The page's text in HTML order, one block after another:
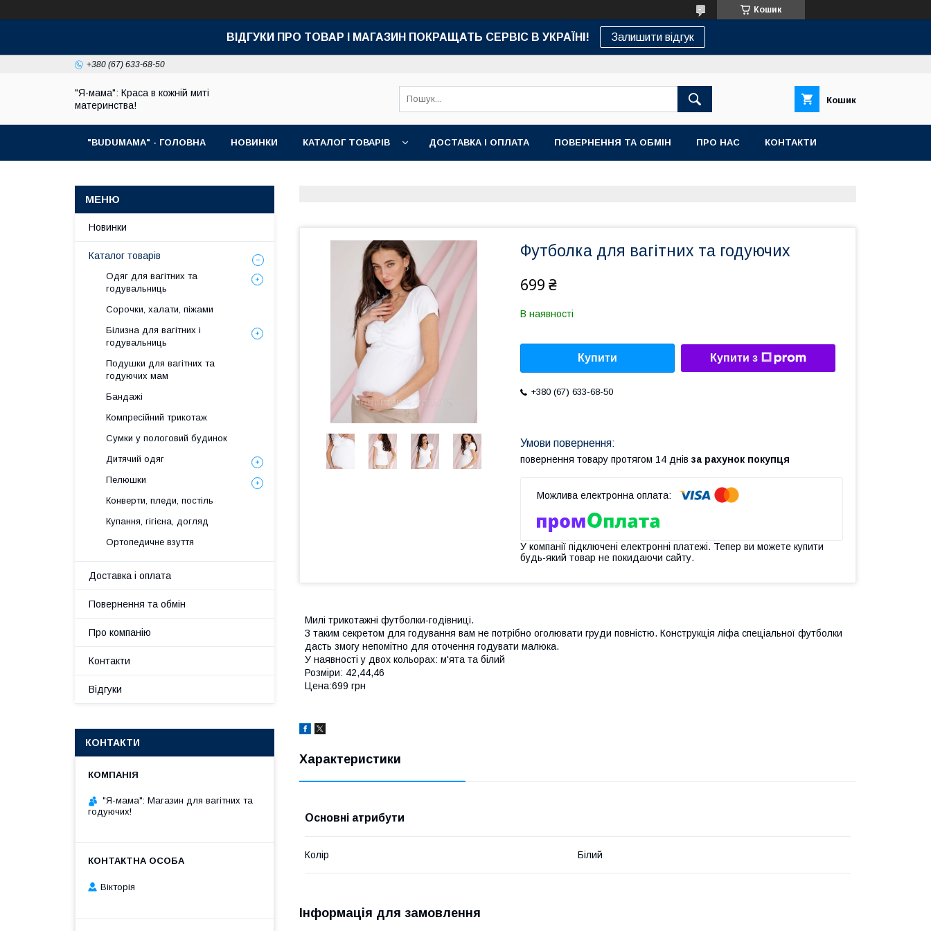
Кошик
ВІДГУКИ ПРО ТОВАР І МАГАЗИН ПОКРАЩАТЬ СЕРВІС В УКРАЇНІ! Залишити відгук
+380 (67) 633-68-50
"Я-мама": Краса в кожній миті
материнства!
Кошик
"BUDUMAMA" - ГОЛОВНА НОВИНКИ КАТАЛОГ ТОВАРІВ ДОСТАВКА І ОПЛАТА ПОВЕРНЕННЯ ТА ОБМІН ПРО НАС КОНТАКТИ
Футболка для вагітних та годуючих
699 ₴
В наявності
Купити Купити з
+380 (67) 633-68-50
повернення товару протягом 14 днів за рахунок покупця
У компанії підключені електронні платежі. Тепер ви можете купити
будь-який товар не покидаючи сайту.
Милі трикотажні футболки-годівниці.
З таким секретом для годування вам не потрібно оголювати груди повністю. Конструкція ліфа спеціальної футболки
дасть змогу непомітно для оточення годувати малюка.
У наявності у двох кольорах: м'ята та білий
Розміри: 42,44,46
Цена:699 грн
Характеристики
Основні атрибути
Колір Білий
Інформація для замовлення
Новинки
Каталог товарів
Одяг для вагітних та
годувальниць
Сорочки, халати, піжами
Білизна для вагітних і
годувальниць
Подушки для вагітних та
годуючих мам
Бандажі
Компресійний трикотаж
Сумки у пологовий будинок
Дитячий одяг
Пелюшки
Конверти, пледи, постіль
Купання, гігієна, догляд
Ортопедичне взуття
Доставка і оплата
Повернення та обмін
Про компанію
Контакти
Відгуки
КОНТАКТИ
"Я-мама": Магазин для вагітних та
годуючих!
Вікторія